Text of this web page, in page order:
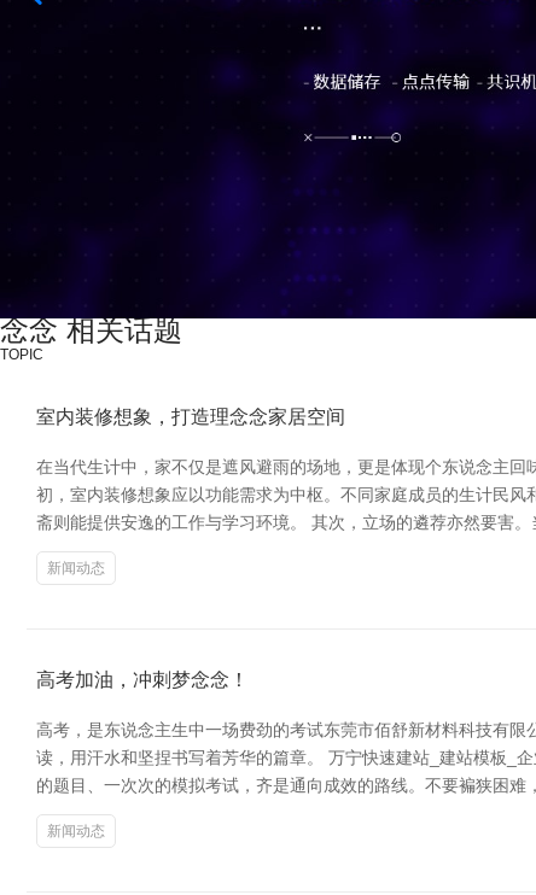
念念 相关话题
TOPIC
室内装修想象，打造理念念家居空间
在当代生计中，家不仅是遮风避雨的场地，更是体现个东说念主
初，室内装修想象应以功能需求为中枢。不同家庭成员的生计民
斋则能提供安逸的工作与学习环境。 其次，立场的遴荐亦然要害
新闻动态
高考加油，冲刺梦念念！
高考，是东说念主生中一场费劲的考试东莞市佰舒新材料科技有
读，用汗水和坚捏书写着芳华的篇章。 万宁快速建站_建站模板_
的题目、一次次的模拟考试，齐是通向成效的路线。不要褊狭困
新闻动态